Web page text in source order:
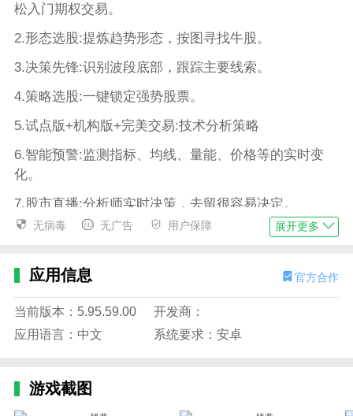
松入门期权交易。
2.形态选股:提炼趋势形态，按图寻找牛股。
3.决策先锋:识别波段底部，跟踪主要线索。
4.策略选股:一键锁定强势股票。
5.试点版+机构版+完美交易:技术分析策略
6.智能预警:监测指标、均线、量能、价格等的实时变
化。
7.股市直播:分析师实时决策，去留很容易决定。
8.金融智能诊断:AI技术应用，深度挖掘投资价值。
钱龙官方客服QQ: 33183120062
电话:400-820-1113
软件功能
无病毒 无广告 用户保障 展开更多
应用信息 官方合作
当前版本：5.95.59.00
开发商：
应用语言：中文
系统要求：安卓
游戏截图